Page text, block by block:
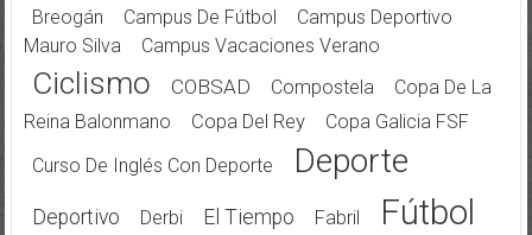
Breogán
Campus De Fútbol
Campus Deportivo
Mauro Silva
Campus Vacaciones Verano
Ciclismo COBSAD Compostela
Copa De La
Reina Balonmano
Copa Del Rey
Copa Galicia FSF
Curso De Inglés Con Deporte
Deporte
Deportivo Derbi El Tiempo Fabril Fútbol